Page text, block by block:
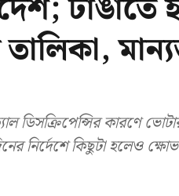
কারণে
নির্দেশে কিছুটা হলেও